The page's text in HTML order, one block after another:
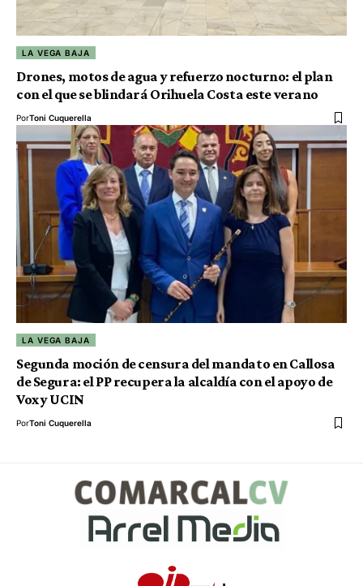
LA VEGA BAJA
Drones, motos de agua y refuerzo nocturno: el plan
con el que se blindará Orihuela Costa este verano
PorToni Cuquerella
LA VEGA BAJA
Segunda moción de censura del mandato en Callosa
de Segura: el PP recupera la alcaldía con el apoyo de
Vox y UCIN
PorToni Cuquerella